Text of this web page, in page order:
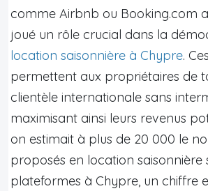
comme Airbnb ou Booking.com
joué un rôle crucial dans la
location saisonnière à Chypre.
permettent aux propriétaires de
clientèle internationale sans
maximisant ainsi leurs revenus
on estimait à plus de 20 000 le
proposés en location saisonnière
plateformes à Chypre, un chiffre